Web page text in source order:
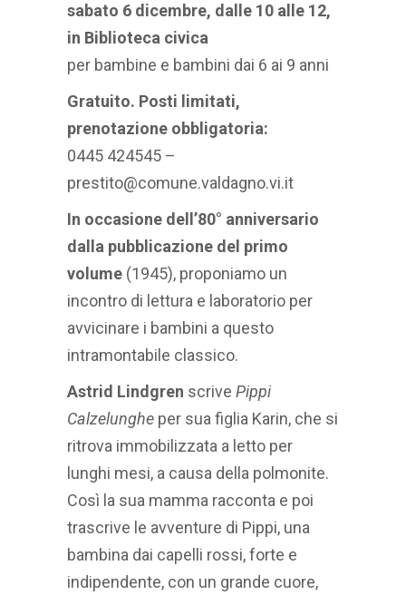
sabato 6 dicembre, dalle 10 alle 12,
in Biblioteca civica
per bambine e bambini dai 6 ai 9 anni
Gratuito. Posti limitati,
prenotazione obbligatoria:
0445 424545 –
prestito@comune.valdagno.vi.it
In occasione dell’80° anniversario
dalla pubblicazione del primo
volume (1945), proponiamo un
incontro di lettura e laboratorio per
avvicinare i bambini a questo
intramontabile classico.
Astrid Lindgren scrive Pippi
Calzelunghe per sua figlia Karin, che si
ritrova immobilizzata a letto per
lunghi mesi, a causa della polmonite.
Così la sua mamma racconta e poi
trascrive le avventure di Pippi, una
bambina dai capelli rossi, forte e
indipendente, con un grande cuore,